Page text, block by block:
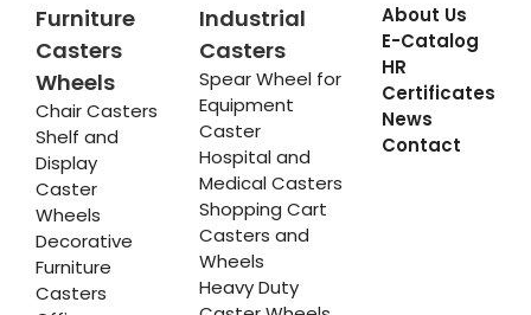
Furniture
Casters
Wheels
Chair Casters
Shelf and
Display
Caster
Wheels
Decorative
Furniture
Casters
Industrial
Casters
Spear Wheel for
Equipment
Caster
Hospital and
Medical Casters
Shopping Cart
Casters and
Wheels
Heavy Duty
About Us
E-Catalog
HR
Certificates
News
Contact